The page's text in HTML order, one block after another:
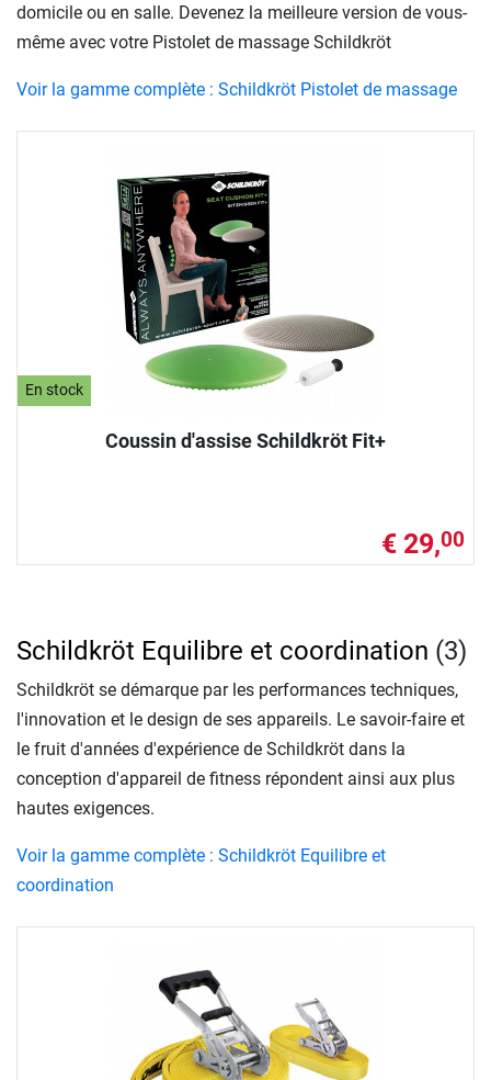
En stock
Coussin d'assise Schildkröt Fit+
€ 29,00
domicile ou en salle. Devenez la meilleure version de vous-
même avec votre Pistolet de massage Schildkröt
Voir la gamme complète : Schildkröt Pistolet de massage
Schildkröt Equilibre et coordination (3)
Schildkröt se démarque par les performances techniques,
l'innovation et le design de ses appareils. Le savoir-faire et
le fruit d'années d'expérience de Schildkröt dans la
conception d'appareil de fitness répondent ainsi aux plus
hautes exigences.
Voir la gamme complète : Schildkröt Equilibre et
coordination